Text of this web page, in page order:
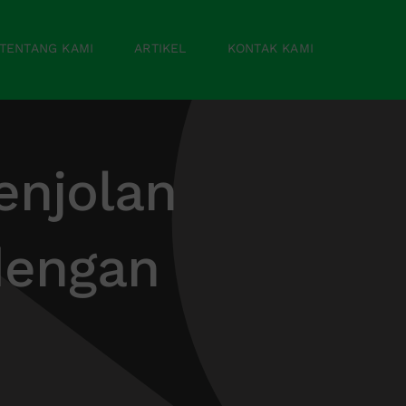
KAMI ARTIKEL KONTAK KAMI